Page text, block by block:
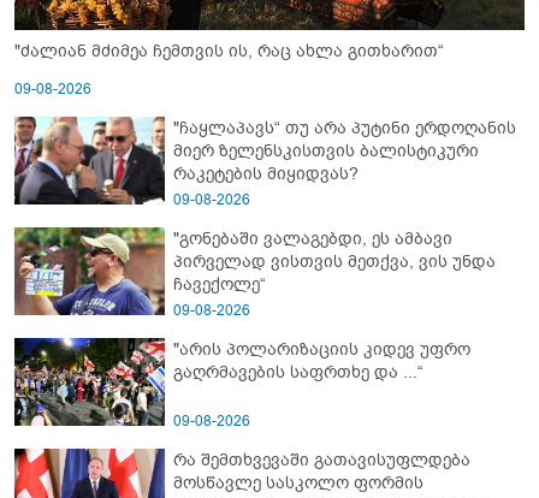
"ძალიან მძიმეა ჩემთვის ის, რაც ახლა გითხარით“
09-08-2026
"ჩაყლაპავს“ თუ არა პუტინი ერდოღანის
მიერ ზელენსკისთვის ბალისტიკური
რაკეტების მიყიდვას?
09-08-2026
"გონებაში ვალაგებდი, ეს ამბავი
პირველად ვისთვის მეთქვა, ვის უნდა
ჩავექოლე“
09-08-2026
"არის პოლარიზაციის კიდევ უფრო
გაღრმავების საფრთხე და ...“
09-08-2026
რა შემთხვევაში გათავისუფლდება
მოსწავლე სასკოლო ფორმის